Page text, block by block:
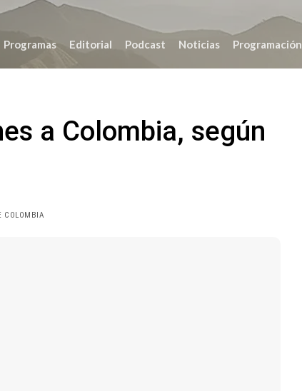
Programas Editorial Podcast Noticias Programación
a Colombia, según
COLOMBIA